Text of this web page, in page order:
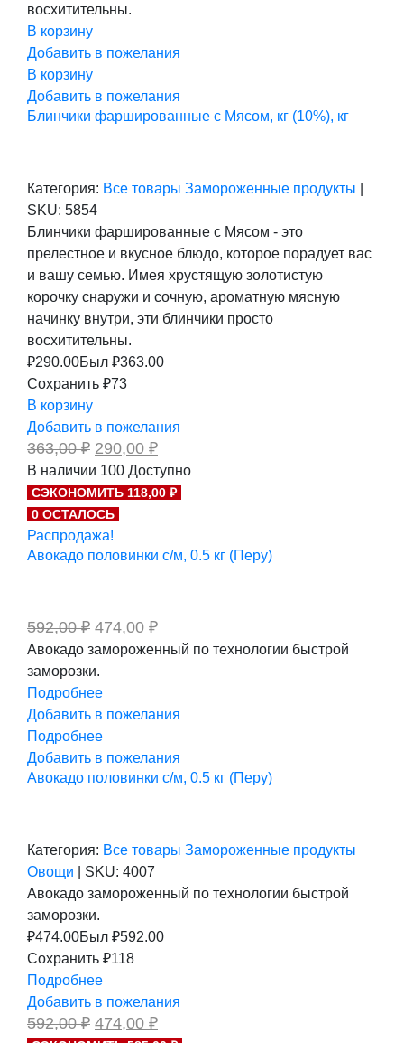
восхитительны.
В корзину
Добавить в пожелания
В корзину
Добавить в пожелания
Блинчики фаршированные с Мясом, кг (10%), кг
Категория: Все товары Замороженные продукты
SKU: 5854
Блинчики фаршированные с Мясом - это
прелестное и вкусное блюдо, которое порадует вас
и вашу семью. Имея хрустящую золотистую
корочку снаружи и сочную, ароматную мясную
начинку внутри, эти блинчики просто
восхитительны.
₽290.00Был ₽363.00
Сохранить ₽73
В корзину
Добавить в пожелания
363,00₽ Первоначальная
цена
составляла
363,00 ₽.
290,00 ₽Текущая
цена:
290,00 ₽.
В наличии 100 Доступно
СЭКОНОМИТЬ 118,00 ₽
0 ОСТАЛОСЬ
Распродажа!
Авокадо половинки с/м, 0.5 кг (Перу)
592,00₽ Первоначальная
цена
составляла
592,00 ₽.
474,00 ₽Текущая
цена:
474,00 ₽.
Авокадо замороженный по технологии быстрой
заморозки.
Подробнее
Добавить в пожелания
Подробнее
Добавить в пожелания
Авокадо половинки с/м, 0.5 кг (Перу)
Категория: Все товары Замороженные продукты
Овощи
SKU: 4007
Авокадо замороженный по технологии быстрой
заморозки.
₽474.00Был ₽592.00
Сохранить ₽118
Подробнее
Добавить в пожелания
592,00₽ Первоначальная
цена
474,00 ₽Текущая
цена: